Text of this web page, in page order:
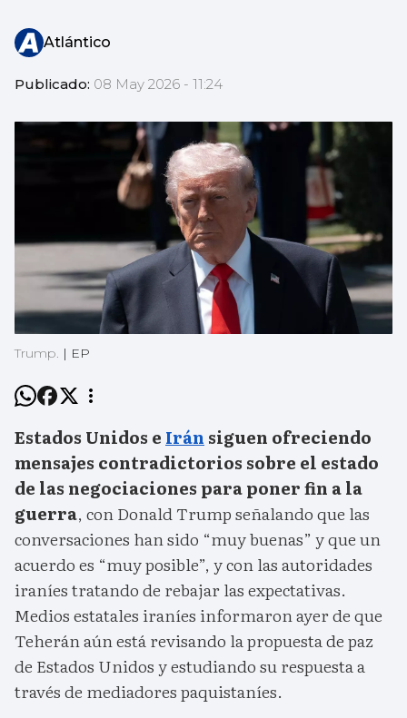
Atlántico
Publicado: 08 May 2026 - 11:24
Trump. | EP
Estados Unidos e Irán siguen ofreciendo
mensajes contradictorios sobre el estado
de las negociaciones para poner fin a la
guerra, con Donald Trump señalando que las
conversaciones han sido “muy buenas” y que un
acuerdo es “muy posible”, y con las autoridades
iraníes tratando de rebajar las expectativas.
Medios estatales iraníes informaron ayer de que
Teherán aún está revisando la propuesta de paz
de Estados Unidos y estudiando su respuesta a
través de mediadores paquistaníes.